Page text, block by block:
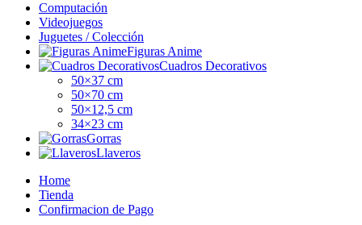
Computación
Videojuegos
Juguetes / Colección
Figuras Anime
Cuadros Decorativos
50×37 cm
50×70 cm
50×12,5 cm
34×23 cm
Gorras
Llaveros
Home
Tienda
Confirmacion de Pago